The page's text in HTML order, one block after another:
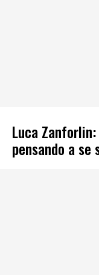
Luca
pensando a se